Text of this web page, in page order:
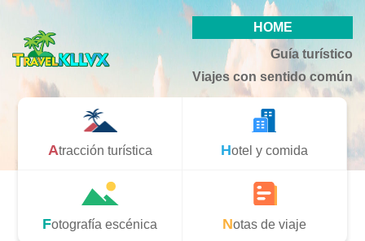
HOME
Guía turístico
Viajes con sentido común
Atracción turística Hotel y comida
Fotografía escénica Notas de viaje